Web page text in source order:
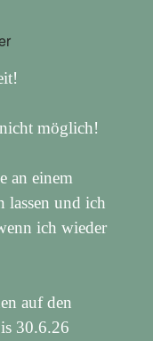
möglich!
an einem
lassen und ich
ich wieder
auf den
30.6.26